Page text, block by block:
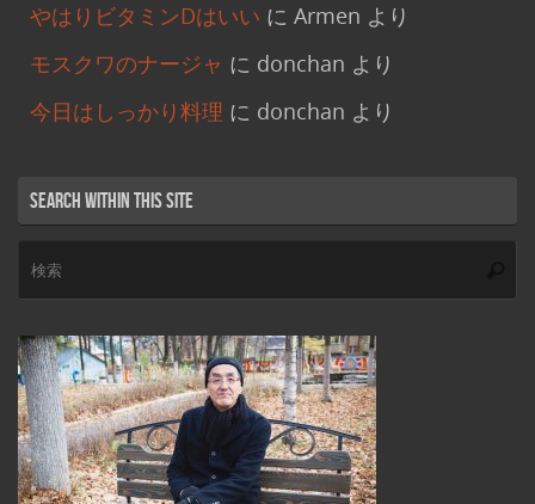
やはりビタミンDはいい に Armen より
モスクワのナージャ に donchan より
今日はしっかり料理 に donchan より
Search within this site
索